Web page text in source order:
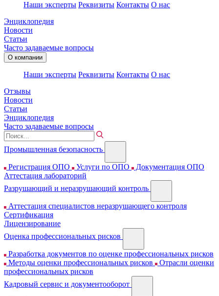
Наши эксперты Реквизиты Контакты О нас
Энциклопедия
Новости
Статьи
Часто задаваемые вопросы
О компании
Наши эксперты Реквизиты Контакты О нас
Отзывы
Новости
Статьи
Энциклопедия
Часто задаваемые вопросы
Промышленная безопасность
Регистрация ОПО Услуги по ОПО
Документация ОПО
Аттестация лабораторий
Разрушающий и неразрушающий контроль
Аттестация специалистов неразрушающего контроля
Сертификация
Лицензирование
Оценка профессиональных рисков
Разработка документов по оценке профессиональных рисков
Методы оценки профессиональных рисков
Отрасли оценки
профессиональных рисков
Кадровый сервис и документооборот